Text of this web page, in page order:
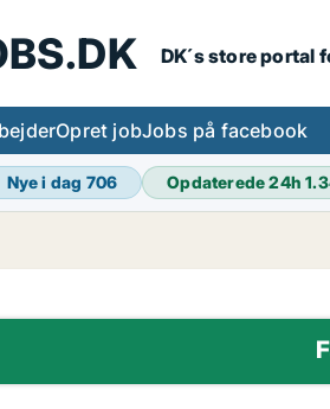
DK´s store portal
Opret jobJobs på facebook
Nye i dag 706 Opdaterede 24h